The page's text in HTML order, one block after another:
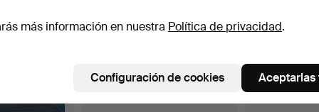
más información en nuestra Política de privacidad.
Configuración de cookies Aceptarlas